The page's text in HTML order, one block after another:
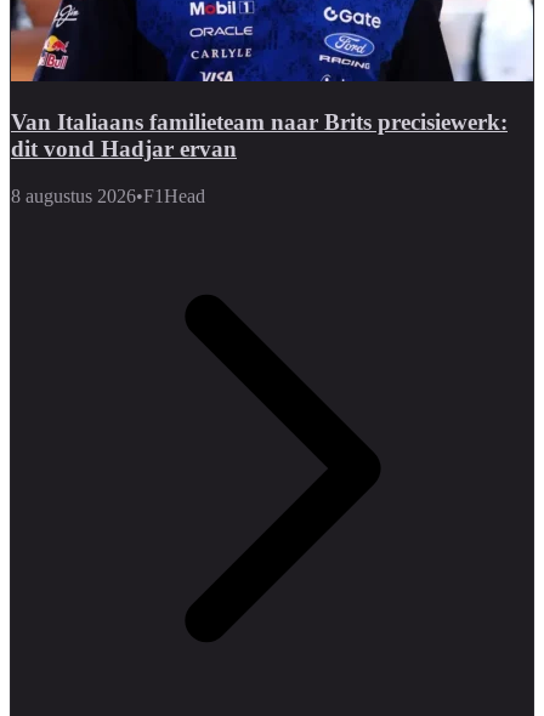
Van Italiaans familieteam naar Brits precisiewerk:
dit vond Hadjar ervan
8 augustus 2026•F1Head